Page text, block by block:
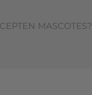
MASCOTES?